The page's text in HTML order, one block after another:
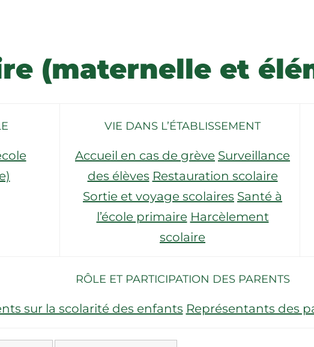
(maternelle et
VIE DANS L’ÉTABLISSEMENT
Accueil en cas de grève Surveillance
des élèves Restauration scolaire
Sortie et voyage scolaires Santé à
l’école primaire Harcèlement
scolaire
RÔLE ET PARTICIPATION DES PARENTS
sur la scolarité des enfants Représentants des